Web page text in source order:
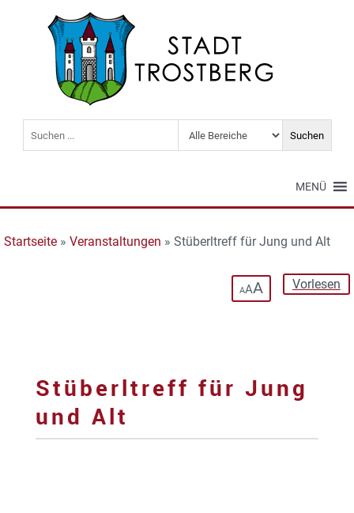
MENÜ
Startseite » Veranstaltungen » Stüberltreff für Jung und Alt
Vorlesen
AAA
Stüberltreff für Jung
und Alt